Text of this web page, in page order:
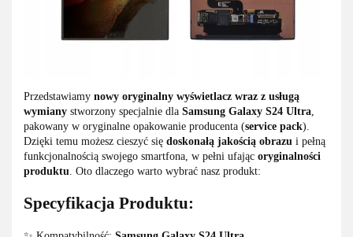
Przedstawiamy nowy oryginalny wyświetlacz wraz z usługą
wymiany stworzony specjalnie dla Samsung Galaxy S24 Ultra
pakowany w oryginalne opakowanie producenta (service pack).
Dzięki temu możesz cieszyć się doskonałą jakością obrazu i pełną
funkcjonalnością swojego smartfona, w pełni ufając oryginalności
produktu . Oto dlaczego warto wybrać nasz produkt:
Specyfikacja Produktu: